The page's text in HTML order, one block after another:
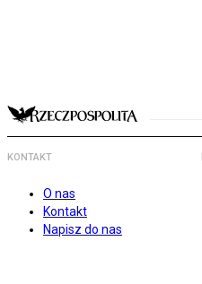
KONTAKT
O nas
Kontakt
Napisz do nas